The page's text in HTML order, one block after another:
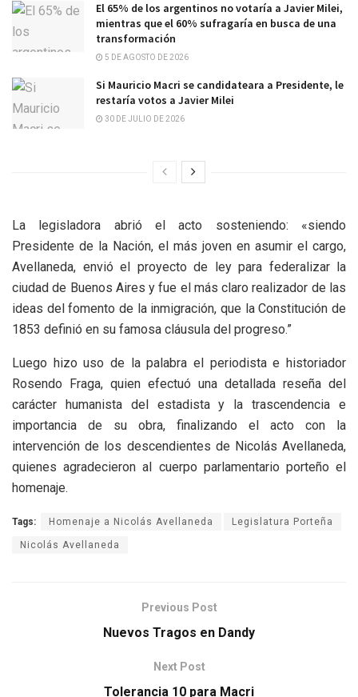
El 65% de los argentinos no votaría a Javier Milei,
mientras que el 60% sufragaría en busca de una
transformación
5 DE AGOSTO DE 2026
Si Mauricio Macri se candidateara a Presidente, le
restaría votos a Javier Milei
30 DE JULIO DE 2026
La legisladora abrió el acto sosteniendo: «siendo
Presidente de la Nación, el más joven en asumir el cargo,
Avellaneda, envió el proyecto de ley para federalizar la
ciudad de Buenos Aires y fue el más claro realizador de las
ideas del fomento de la inmigración, que la Constitución de
1853 definió en su famosa cláusula del progreso.”
Luego hizo uso de la palabra el periodista e historiador
Rosendo Fraga, quien efectuó una detallada reseña del
carácter humanista del estadista y la trascendencia e
importancia de su obra, finalizando el acto con la
intervención de los descendientes de Nicolás Avellaneda,
quienes agradecieron al cuerpo parlamentario porteño el
homenaje.
Tags: Homenaje a Nicolás Avellaneda Legislatura Porteña
Nicolás Avellaneda
Previous Post
Nuevos Tragos en Dandy
Next Post
Tolerancia 10 para Macri